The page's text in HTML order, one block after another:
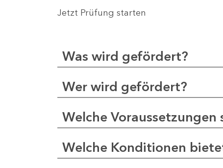
Jetzt Prüfung starten
Was wird gefördert?
Wer wird gefördert?
Welche Voraussetzungen
Welche Konditionen